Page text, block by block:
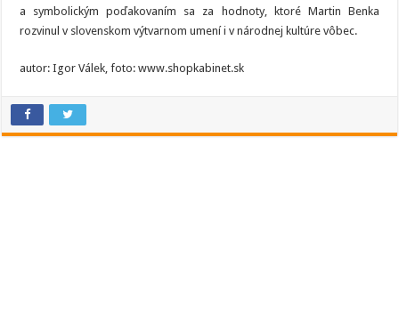
a symbolickým poďakovaním sa za hodnoty, ktoré Martin Benka
rozvinul v slovenskom výtvarnom umení i v národnej kultúre vôbec.
autor: Igor Válek, foto: www.shopkabinet.sk